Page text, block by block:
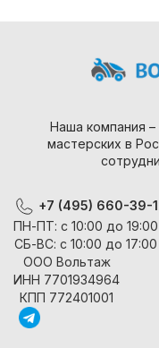
Наша компания –
мастерских в
+7 (495) 660-39-
ПН-ПТ: с 10:00 до 19:00
СБ-ВС: с 10:00 до 17:00
ООО Вольтаж
ИНН 7701934964
КПП 772401001